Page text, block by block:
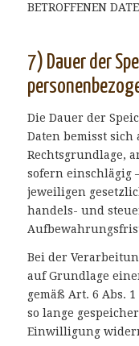
BETROFFENEN
7) Dauer der
Die Dauer der
Daten bemisst
Rechtsgrundlage,
sofern einschlägig
jeweiligen
handels- und
Bei der
auf Grundlage
gemäß Art. 6 Abs.
so lange
Einwilligung